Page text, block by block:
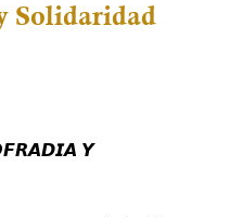
Solidaridad
𝙔